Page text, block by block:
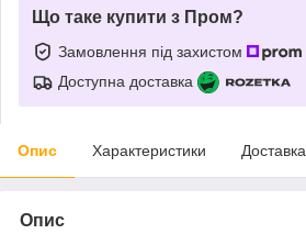
Що таке купити з Пром?
Замовлення під захистом
Доступна доставка
Опис Характеристики Доставка
Опис